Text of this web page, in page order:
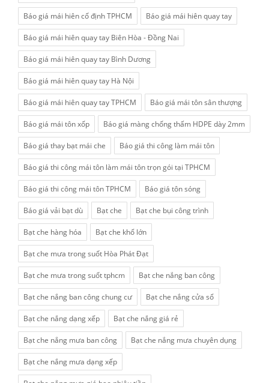
Báo giá mái hiên cố định TPHCM Báo giá mái hiên quay tay
Báo giá mái hiên quay tay Biên Hòa - Đồng Nai
Báo giá mái hiên quay tay Bình Dương
Báo giá mái hiên quay tay Hà Nội
Báo giá mái hiên quay tay TPHCM Báo giá mái tôn sân thượng
Báo giá mái tôn xốp Báo giá màng chống thấm HDPE dày 2mm
Báo giá thay bạt mái che Báo giá thi công làm mái tôn
Báo giá thi công mái tôn làm mái tôn trọn gói tại TPHCM
Báo giá thi công mái tôn TPHCM Báo giá tôn sóng
Báo giá vải bạt dù Bạt che Bạt che bụi công trình
Bạt che hàng hóa Bạt che khổ lớn
Bạt che mưa trong suốt Hòa Phát Đạt
Bạt che mưa trong suốt tphcm Bạt che nắng ban công
Bạt che nắng ban công chung cư Bạt che nắng cửa sổ
Bạt che nắng dạng xếp Bạt che nắng giá rẻ
Bạt che nắng mưa ban công Bạt che nắng mưa chuyên dụng
Bạt che nắng mưa dạng xếp